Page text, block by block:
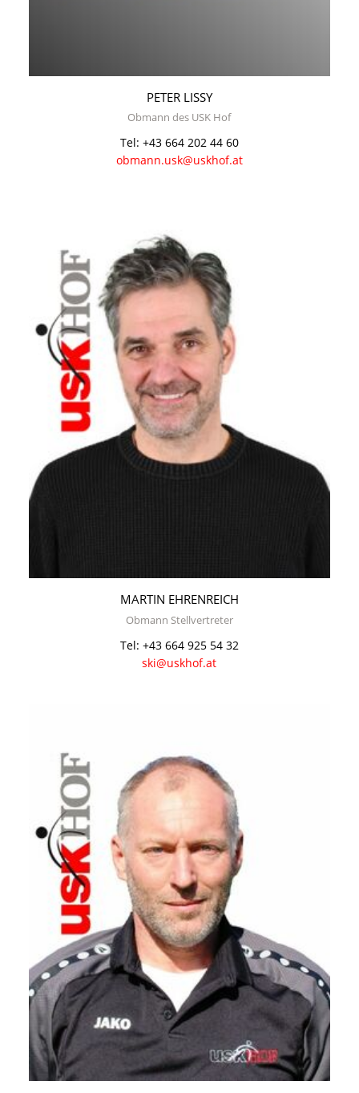
PETER LISSY
Obmann des USK Hof
Tel: +43 664 202 44 60
obmann.usk@uskhof.at
MARTIN EHRENREICH
Obmann Stellvertreter
Tel: +43 664 925 54 32
ski@uskhof.at